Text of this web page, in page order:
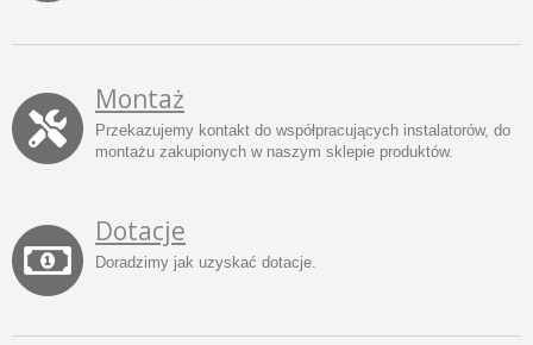
Montaż
Przekazujemy kontakt do współpracujących instalatorów, do
montażu zakupionych w naszym sklepie produktów.
Dotacje
Doradzimy jak uzyskać dotacje.